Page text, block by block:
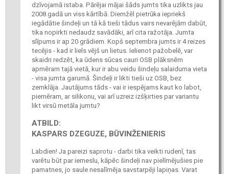
dzīvojamā istaba. Pārējai mājai šāds jumts tika uzlikts jau
2008.gadā un viss kārtībā. Diemžēl pietrūka iepriekš
iegādātie šindeļi un tā kā tieši tādus vairs nevarējām dabūt,
tika nopirkti nedaudz savādāki, arī cita ražotāja. Jumta
slīpums ir ap 20 grādiem. Kopš septembra jumts ir 4 reizes
tecējis - kad ir liels vējš un lietus. Ielienot pažobelē, var
skaidri redzēt, ka ūdens sūcas cauri OSB plāksnēm
apmēram tajā vietā, kur ir abu veidu šindeļu salaiduma vieta
- visa jumta garumā. Šindeļi ir likti tieši uz OSB, bez
zemklāja. Jautājums tāds - vai ir iespējams kaut ko labot,
piemēram, ar silikonu, vai arī uzreiz izšķirties par variantu
likt virsū metāla jumtu?
ATBILD:
KASPARS DZEGUZE, BŪVINŽENIERIS
Labdien! Ja pareizi saprotu - darbi tika veikti rudenī, tas
varētu būt par iemeslu, kāpēc šindeļi nav pielīmējušies pie
pamatnes, jo saule nesalīmēja savstarpēji lapiņas. Varat